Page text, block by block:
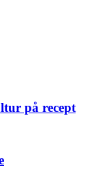
på recept